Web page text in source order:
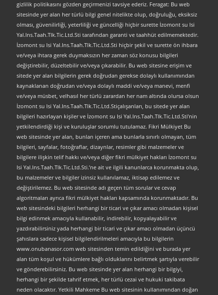
gizlilik politikasını gözden geçirmenizi tavsiye ederiz. Feragat: Bu web
sitesinde yer alan her türlü bilgi genel nitelikte olup, doğruluğu, eksiksiz
olması, güvenilirliği, yeterliliği ve güncelliği hiçbir surette İzomont su Isi
Yal.Ins.Taah.Tlk.Tic.Ltd.Sti tarafından garanti ve taahhüt edilmemektedir.
İzomont su Isi Yal.Ins.Taah.Tlk.Tic.Ltd.Sti hiçbir şekil ve surette ön ihbara
ve/veya ihtara gerek duymaksızın her zaman söz konusu bilgileri
değiştirebilir, düzeltebilir ve/veya çıkarabilir. Bu web sitesine erişim ve
sitede yer alan bilgilerin gerek doğrudan gerekse dolaylı kullanımından
kaynaklanan doğrudan ve/veya dolaylı maddi ve/veya manevi, menfi
ve/veya müsbet, velhasıl her türlü zarardan her nam altında olursa olsun
İzomont su Isi Yal.Ins.Taah.Tlk.Tic.Ltd.Stiçalışanları, bu sitede yer alan
bilgileri hazırlayan kişiler ve İzomont su Isi Yal.Ins.Taah.Tlk.Tic.Ltd.Sti’nin
yetkilendirdiği kişi ve kuruluşlar sorumlu tutulamaz. Fikri Mülkiyet Bu
web sitesinde yer alan, bunları içeren ama bunlarla sınırlı olmayan, tüm
bilgileri, sayfalar, fotoğraflar, dizaynlar, resimler gibi malzemeler ve
bilgilere ilişkin telif hakkı ve/veya diğer fikri mülkiyet hakları İzomont su
Isi Yal.Ins.Taah.Tlk.Tic.Ltd.Sti.’ne ait ve ilgili kanunlarca korunmakta olup,
bu malzemeler ve bilgiler izinsiz kullanılamaz, iktisap edilemez ve
değiştirilemez. Bu web sitesinde adı geçen tüm sorular ve cevap
algoritmaları ayrıca fikri mülkiyet hakları kapsamında korunmaktadır. Bu
web sitesindeki bilgileri herhangi bir ticari ve çıkar amacı olmadan kişisel
bilgi edinmek amacıyla kullanabilir, indirebilir, kopyalayabilir ve
yazdırabilirsiniz yada herhangi bir ticari ve çıkar amacı olmadan üçüncü
şahıslara sadece kişisel bilgilendirilmeleri amacıyla bu bilgilerin
www.onubanasor.com web sitesinden temin edildiğini ve burada yer
alan tüm koşul ve hükümlere bağlı olduklarını belirtmek şartıyla verebilir
ve gönderebilirsiniz. Bu web sitesinde yer alan herhangi bir bilgiyi,
herhangi bir şekilde tahrif etmek, her türlü cezai ve hukuki takibata
neden olacaktır. Yetkili Mahkeme Bu web sitesinin kullanımından doğan